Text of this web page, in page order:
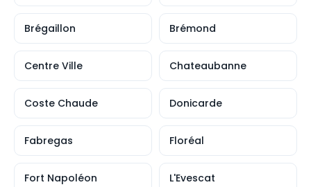
Brégaillon Brémond
Centre Ville Chateaubanne
Coste Chaude Donicarde
Fabregas Floréal
Fort Napoléon L'Evescat